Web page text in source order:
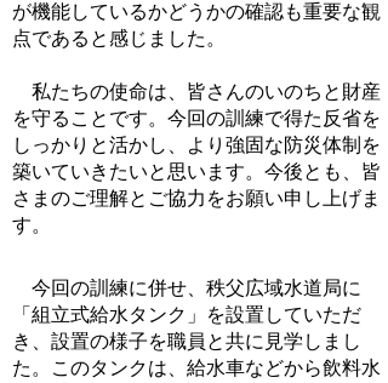
が機能しているかどうかの確認も重要な観
点であると感じました。
私たちの使命は、皆さんのいのちと財産
を守ることです。今回の訓練で得た反省を
しっかりと活かし、より強固な防災体制を
築いていきたいと思います。今後とも、皆
さまのご理解とご協力をお願い申し上げま
す。
今回の訓練に併せ、秩父広域水道局に
「組立式給水タンク」を設置していただ
き、設置の様子を職員と共に見学しまし
た。このタンクは、給水車などから飲料水